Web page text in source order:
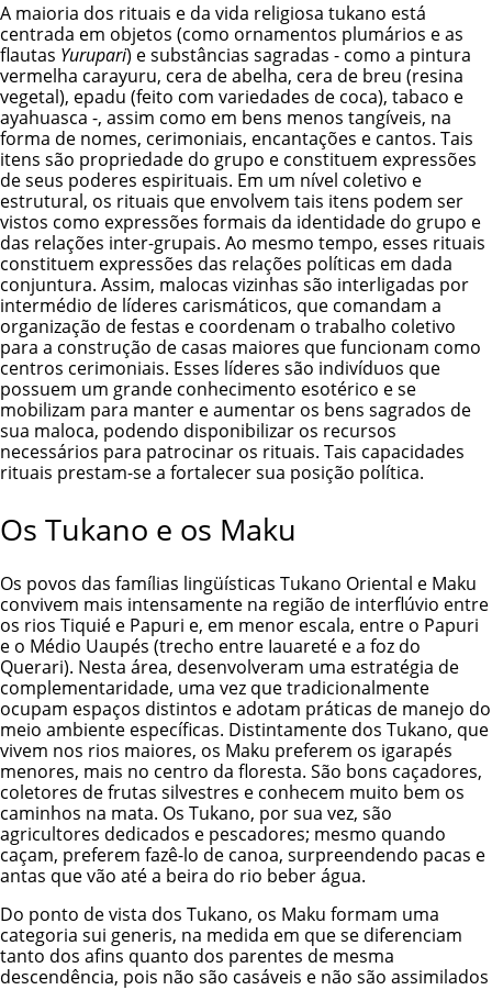
A maioria dos rituais e da vida religiosa tukano está
centrada em objetos (como ornamentos plumários e as
flautas Yurupari) e substâncias sagradas - como a pintura
vermelha carayuru, cera de abelha, cera de breu (resina
vegetal), epadu (feito com variedades de coca), tabaco e
ayahuasca -, assim como em bens menos tangíveis, na
forma de nomes, cerimoniais, encantações e cantos. Tais
itens são propriedade do grupo e constituem expressões
de seus poderes espirituais. Em um nível coletivo e
estrutural, os rituais que envolvem tais itens podem ser
vistos como expressões formais da identidade do grupo e
das relações inter-grupais. Ao mesmo tempo, esses rituais
constituem expressões das relações políticas em dada
conjuntura. Assim, malocas vizinhas são interligadas por
intermédio de líderes carismáticos, que comandam a
organização de festas e coordenam o trabalho coletivo
para a construção de casas maiores que funcionam como
centros cerimoniais. Esses líderes são indivíduos que
possuem um grande conhecimento esotérico e se
mobilizam para manter e aumentar os bens sagrados de
sua maloca, podendo disponibilizar os recursos
necessários para patrocinar os rituais. Tais capacidades
rituais prestam-se a fortalecer sua posição política.
Os Tukano e os Maku
Os povos das famílias lingüísticas Tukano Oriental e Maku
convivem mais intensamente na região de interflúvio entre
os rios Tiquié e Papuri e, em menor escala, entre o Papuri
e o Médio Uaupés (trecho entre Iauareté e a foz do
Querari). Nesta área, desenvolveram uma estratégia de
complementaridade, uma vez que tradicionalmente
ocupam espaços distintos e adotam práticas de manejo do
meio ambiente específicas. Distintamente dos Tukano, que
vivem nos rios maiores, os Maku preferem os igarapés
menores, mais no centro da floresta. São bons caçadores,
coletores de frutas silvestres e conhecem muito bem os
caminhos na mata. Os Tukano, por sua vez, são
agricultores dedicados e pescadores; mesmo quando
caçam, preferem fazê-lo de canoa, surpreendendo pacas e
antas que vão até a beira do rio beber água.
Do ponto de vista dos Tukano, os Maku formam uma
categoria sui generis, na medida em que se diferenciam
tanto dos afins quanto dos parentes de mesma
descendência, pois não são casáveis e não são assimilados